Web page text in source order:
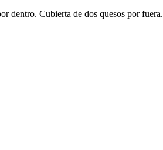
dentro. Cubierta de dos quesos por fuera.